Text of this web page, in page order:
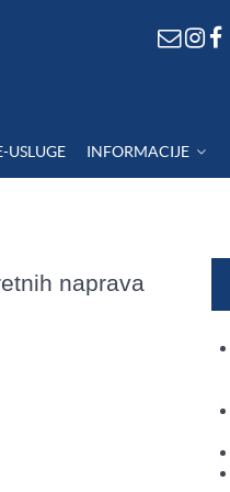
USLUGE INFORMACIJE
naprava